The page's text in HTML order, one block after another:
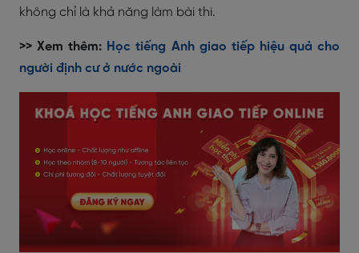
không chỉ là khả năng làm bài thi.
>> Xem thêm: Học tiếng Anh giao tiếp hiệu quả cho
người định cư ở nước ngoài